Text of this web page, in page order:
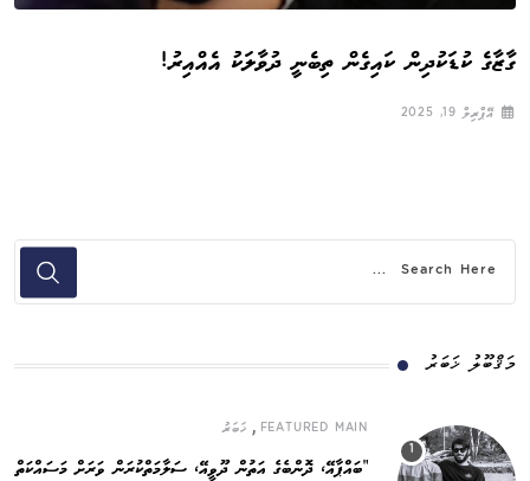
ގާޒާގެ ކުޑަކުދިން ކައިގެން ތިބެނީ ދުވާލަކު އެއްއިރު!
އޭޕްރިލް 19, 2025
މަޤްބޫލު ޚަބަރު
FEATURED MAIN
, ޚަބަރު
”ބައްޕާއޭ، ދޮންބެގެ އަތުން ދޫވީއޭ، ސަލާމަތްކުރަން ވަރަށް މަސައްކަތް